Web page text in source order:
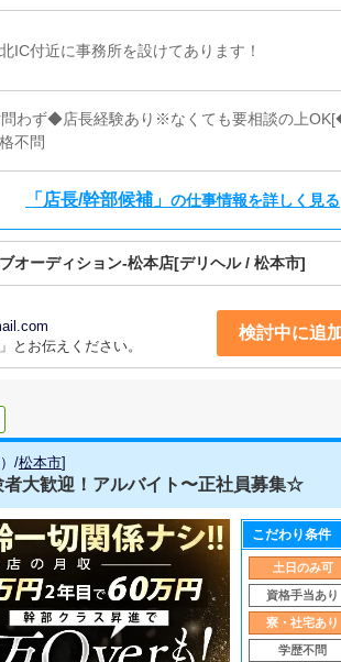
方などのアドバイスを行っていただきます。
ります。基本的にはボタンを押すだけや、ブ
せん。PCが苦手な人でも簡単にできます。■
しいただくため、店内の清掃や備品の管理・補
IC付近に事務所を設けてあります！
わず◆店長経験あり※なくても要相談の上
不問
「店長/幹部候補」 の仕事情報を詳しく見る
オーディション-松本店[デリヘル / 松本市]
とお伝えください。
検討中に追
/松本市]
者大歓迎！アルバイト〜正社員募集☆
こだわり条件
土日のみ可
資格手当あり
寮・社宅あり
学歴不問